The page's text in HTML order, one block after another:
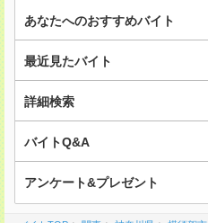
あなたへのおすすめバイト
最近見たバイト
詳細検索
バイトQ&A
アンケート&プレゼント